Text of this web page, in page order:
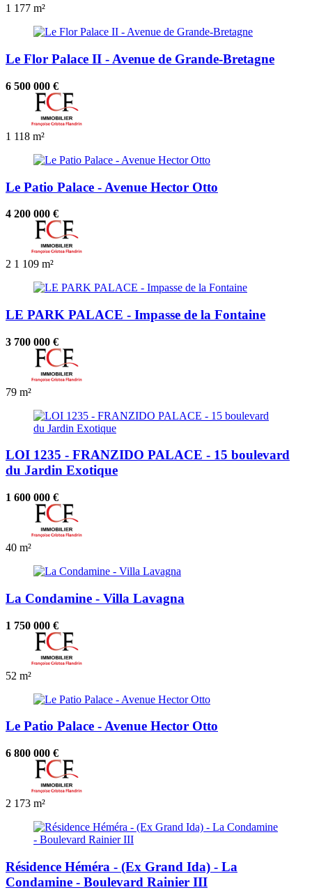
1 177 m²
Le Flor Palace II - Avenue de Grande-Bretagne
6 500 000 €
1 118 m²
Le Patio Palace - Avenue Hector Otto
4 200 000 €
2 1 109 m²
LE PARK PALACE - Impasse de la Fontaine
3 700 000 €
79 m²
LOI 1235 - FRANZIDO PALACE - 15 boulevard
du Jardin Exotique
1 600 000 €
40 m²
La Condamine - Villa Lavagna
1 750 000 €
52 m²
Le Patio Palace - Avenue Hector Otto
6 800 000 €
2 173 m²
Résidence Héméra - (Ex Grand Ida) - La
Condamine - Boulevard Rainier III